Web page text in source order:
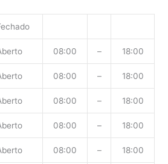
08:00 – 18:00
08:00 – 18:00
08:00 – 18:00
08:00 – 18:00
08:00 – 18:00